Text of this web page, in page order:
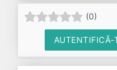
(0)
AUTENTIFICĂ-